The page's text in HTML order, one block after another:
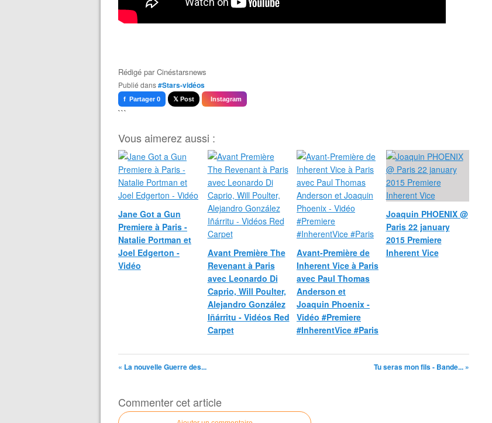
Rédigé parCinéstarsnews
Publié dans#Stars-vidéos
f Partager 0 𝕏 Post Instagram
```
Vous aimerez aussi :
Jane Got a Gun
Premiere à Paris -
Natalie Portman et
Joel Edgerton -
Vidéo
Avant Première The
Revenant à Paris
avec Leonardo Di
Caprio, Will Poulter,
Alejandro González
Iñárritu - Vidéos Red
Carpet
Avant-Première de
Inherent Vice à Paris
avec Paul Thomas
Anderson et
Joaquin Phoenix -
Vidéo #Premiere
#InherentVice #Paris
Joaquin PHOENIX @
Paris 22 january
2015 Premiere
Inherent Vice
« La nouvelle Guerre des... Tu seras mon fils - Bande... »
Commenter cet article